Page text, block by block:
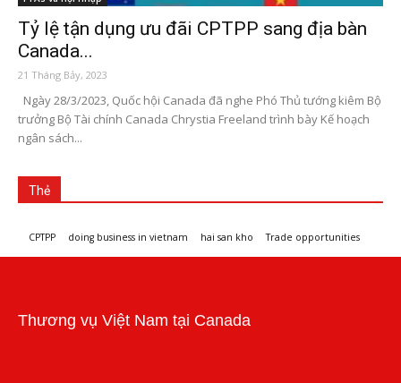
Tỷ lệ tận dụng ưu đãi CPTPP sang địa bàn
Canada...
21 Tháng Bảy, 2023
Ngày 28/3/2023, Quốc hội Canada đã nghe Phó Thủ tướng kiêm Bộ
trưởng Bộ Tài chính Canada Chrystia Freeland trình bày Kế hoạch
ngân sách...
Thẻ
CPTPP doing business in vietnam hai san kho Trade opportunities
Thương vụ Việt Nam tại Canada